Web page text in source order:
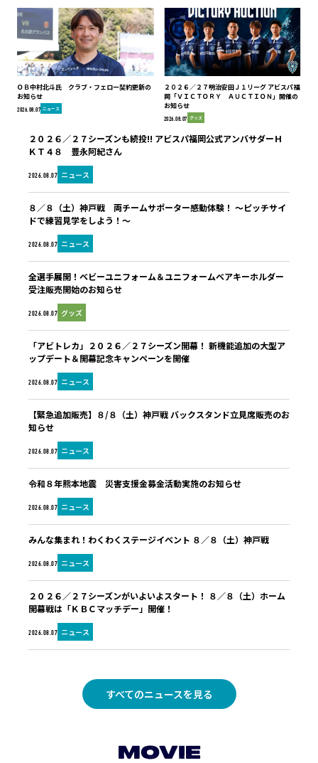
ＯＢ中村北斗氏 クラブ・フェロー契約更新の
お知らせ
2026.08.07 ニュース
２０２６／２７明治安田Ｊ１リーグ アビスパ福
岡「ＶＩＣＴＯＲＹ ＡＵＣＴＩＯＮ」開催の
お知らせ
2026.08.07 グッズ
2026.08.07 ニュース
２０２６／２７シーズンも続投!! アビスパ福岡公式アンバサダーＨ
ＫＴ４８ 豊永阿紀さん
2026.08.07 ニュース
８／８（土）神戸戦 両チームサポーター感動体験！ ～ピッチサイ
ドで練習見学をしよう！～
2026.08.07 グッズ
全選手展開！ベビーユニフォーム＆ユニフォームベアキーホルダー
受注販売開始のお知らせ
2026.08.07 ニュース
「アビトレカ」２０２６／２７シーズン開幕！ 新機能追加の大型ア
ップデート＆開幕記念キャンペーンを開催
2026.08.07 ニュース
【緊急追加販売】８/８（土）神戸戦 バックスタンド立見席販売のお
知らせ
2026.08.07 ニュース
令和８年熊本地震 災害支援金募金活動実施のお知らせ
2026.08.07 ニュース
みんな集まれ！わくわくステージイベント ８／８（土）神戸戦
2026.08.07 ニュース
２０２６／２７シーズンがいよいよスタート！ ８／８（土）ホーム
開幕戦は「ＫＢＣマッチデー」開催！
すべてのニュースを見る
MOVIE